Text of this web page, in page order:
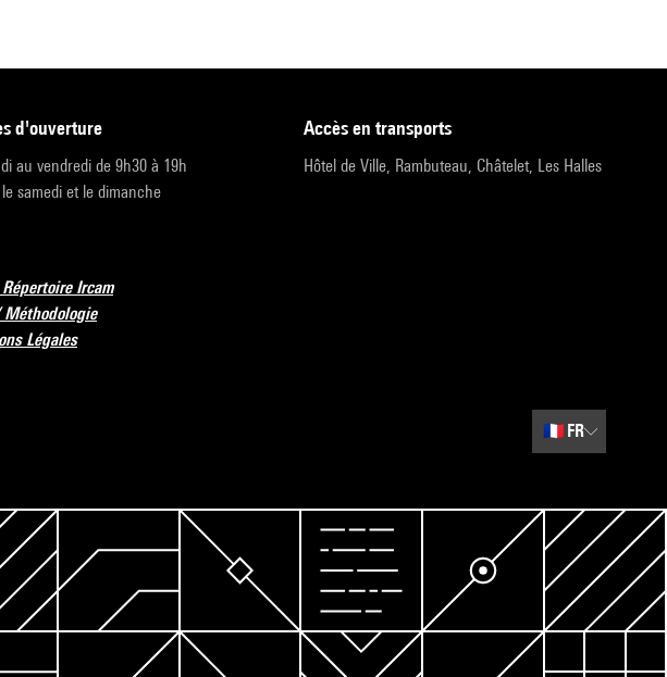
d'ouverture
au vendredi de 9h30 à 19h
samedi et le dimanche
accès en transports
Hôtel de Ville, Rambuteau, Châtelet, Les Halles
Ircam
Méthodologie
Légales
🇫🇷 FR